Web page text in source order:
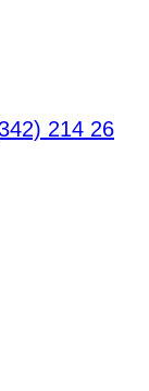
214 26